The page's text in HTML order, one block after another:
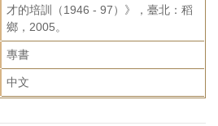
才的培訓（1946 - 97）》，臺北：稻
鄉，2005。
專書
中文